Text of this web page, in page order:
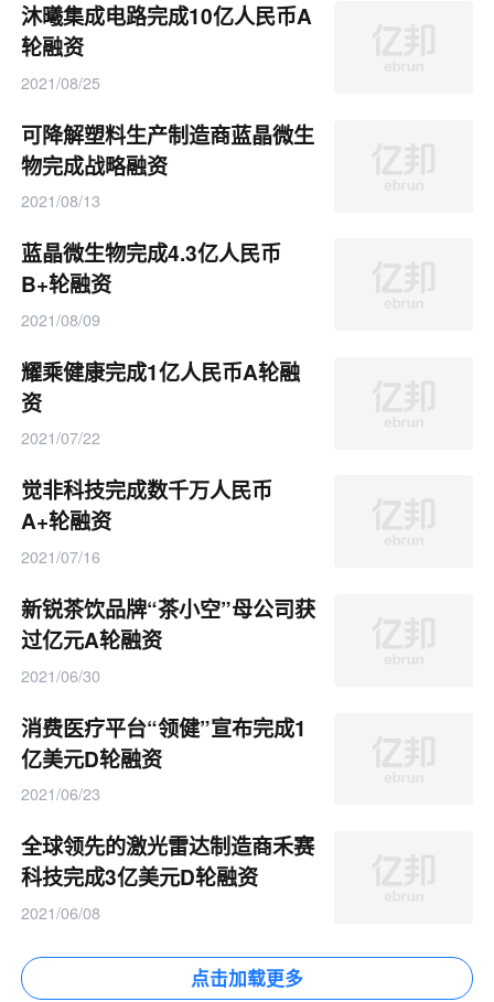
沐曦集成电路完成10亿人民币A
轮融资
2021/08/25
可降解塑料生产制造商蓝晶微生
物完成战略融资
2021/08/13
蓝晶微生物完成4.3亿人民币
B+轮融资
2021/08/09
耀乘健康完成1亿人民币A轮融
资
2021/07/22
觉非科技完成数千万人民币
A+轮融资
2021/07/16
新锐茶饮品牌“茶小空”母公司获
过亿元A轮融资
2021/06/30
消费医疗平台“领健”宣布完成1
亿美元D轮融资
2021/06/23
全球领先的激光雷达制造商禾赛
科技完成3亿美元D轮融资
2021/06/08
点击加载更多